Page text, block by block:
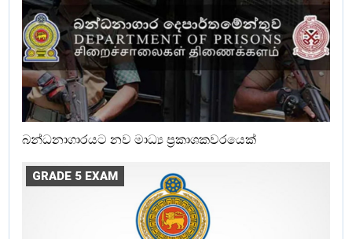
බන්ධනාගාරයට නව මාධ්‍ය ප්‍රකාශකවරයෙක්
GRADE 5 EXAM